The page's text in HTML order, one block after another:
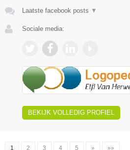
Laatste facebook posts ▼
Sociale media:
BEKIJK VOLLEDIG PROFIEL
1 2 3 4 5 » »»